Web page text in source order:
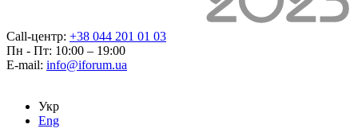
Call-центр: +38 044 201 01 03
Пн - Пт: 10:00 – 19:00
E-mail: info@iforum.ua
Укр
Eng